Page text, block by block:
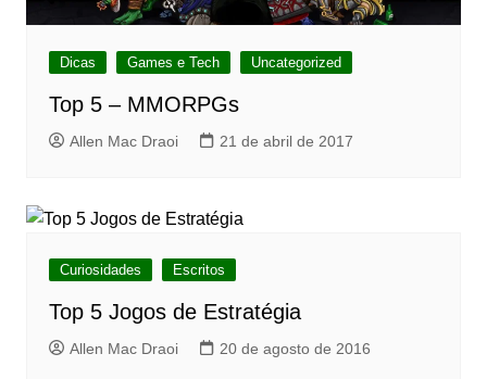
Dicas Games e Tech Uncategorized
Top 5 – MMORPGs
Allen Mac Draoi 21 de abril de 2017
Curiosidades Escritos
Top 5 Jogos de Estratégia
Allen Mac Draoi 20 de agosto de 2016